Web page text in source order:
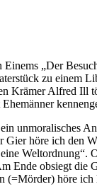
„Der
zu
Krämer Alfred Ill
unmoralisches
Gier höre ich
Ende obsiegt
(=Mörder) höre